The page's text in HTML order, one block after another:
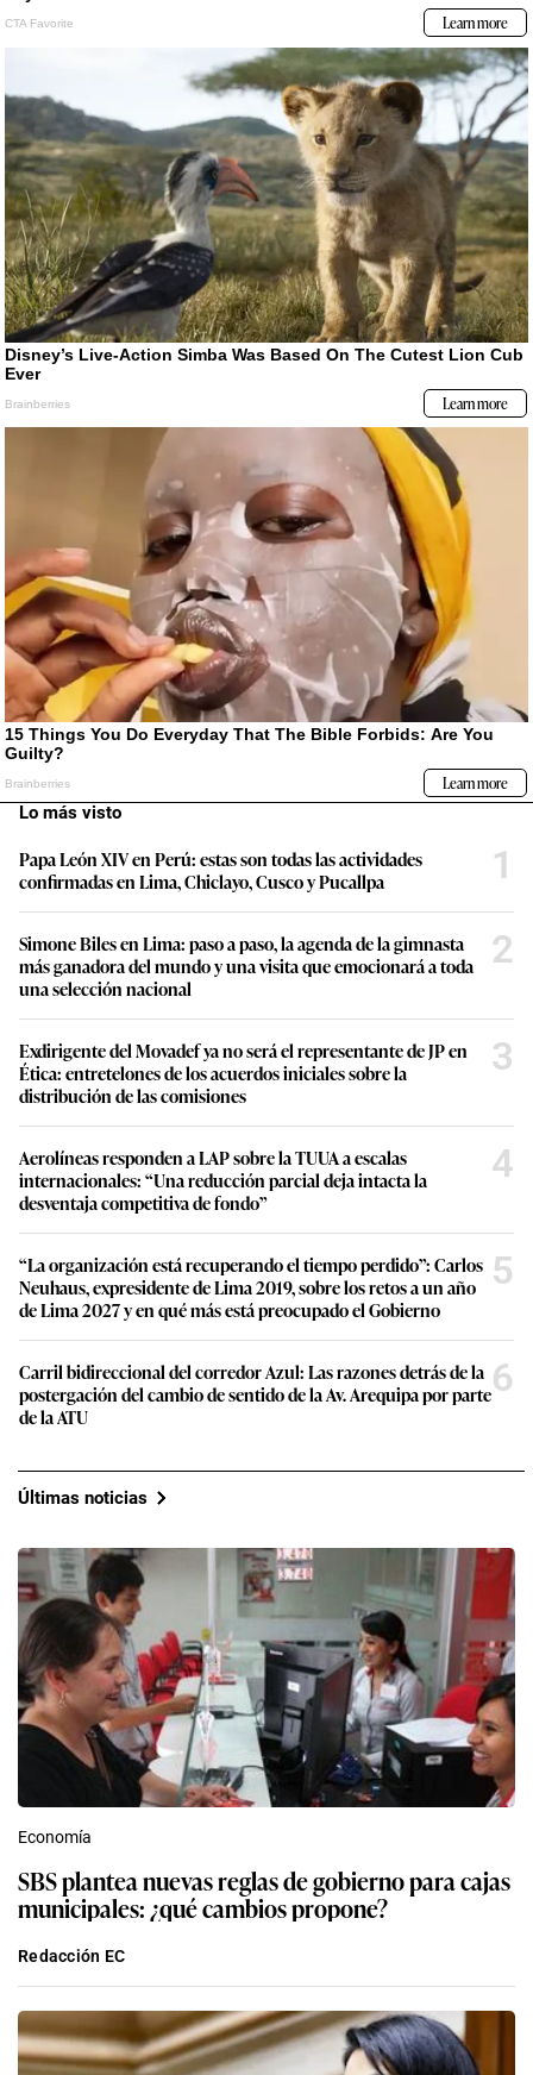
Lo más visto
Papa León XIV en Perú: estas son todas las actividades
confirmadas en Lima, Chiclayo, Cusco y Pucallpa
1
Simone Biles en Lima: paso a paso, la agenda de la gimnasta
más ganadora del mundo y una visita que emocionará a toda
una selección nacional
2
Exdirigente del Movadef ya no será el representante de JP en
Ética: entretelones de los acuerdos iniciales sobre la
distribución de las comisiones
3
Aerolíneas responden a LAP sobre la TUUA a escalas
internacionales: “Una reducción parcial deja intacta la
desventaja competitiva de fondo”
4
“La organización está recuperando el tiempo perdido”: Carlos
Neuhaus, expresidente de Lima 2019, sobre los retos a un año
de Lima 2027 y en qué más está preocupado el Gobierno
5
Carril bidireccional del corredor Azul: Las razones detrás de la
postergación del cambio de sentido de la Av. Arequipa por parte
de la ATU
6
Últimas noticias
Economía
SBS plantea nuevas reglas de gobierno para cajas
municipales: ¿qué cambios propone?
Redacción EC